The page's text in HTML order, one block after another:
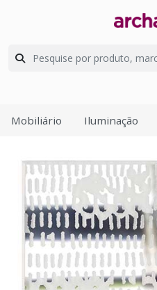
Mobiliário Iluminação